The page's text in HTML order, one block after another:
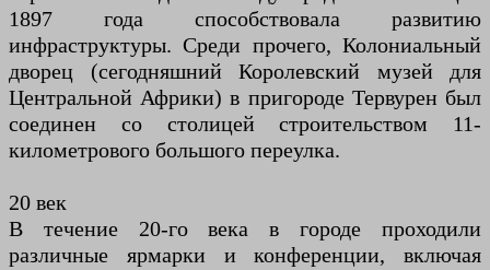
1897 года способствовала развитию
инфраструктуры. Среди прочего, Колониальный
дворец (сегодняшний Королевский музей для
Центральной Африки) в пригороде Тервурен был
соединен со столицей строительством 11-
километрового большого переулка.
20 век
В течение 20-го века в городе проходили
различные ярмарки и конференции, включая